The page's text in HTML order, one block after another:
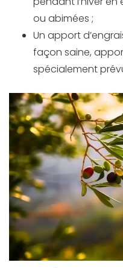
ou abimées ;
Un apport
façon saine,
spécialement